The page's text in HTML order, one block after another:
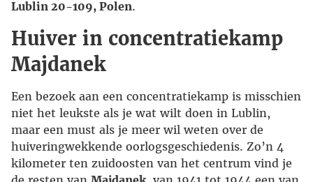
Lublin 20-109, Polen.
Huiver in concentratiekamp
Majdanek
Een bezoek aan een concentratiekamp is misschien
niet het leukste als je wat wilt doen in Lublin,
maar een must als je meer wil weten over de
huiveringwekkende oorlogsgeschiedenis. Zo’n 4
kilometer ten zuidoosten van het centrum vind je